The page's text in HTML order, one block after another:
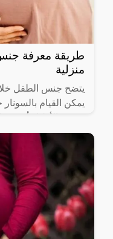
طريقة معرفة
منزلية